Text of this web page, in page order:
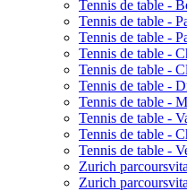
Tennis de table -
Tennis de table -
Tennis de table -
Tennis de table -
Tennis de table -
Tennis de table -
Tennis de table -
Tennis de table -
Tennis de table -
Tennis de table -
Zurich
Zurich